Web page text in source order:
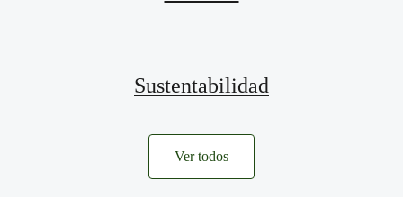
Sustentabilidad
Ver todos